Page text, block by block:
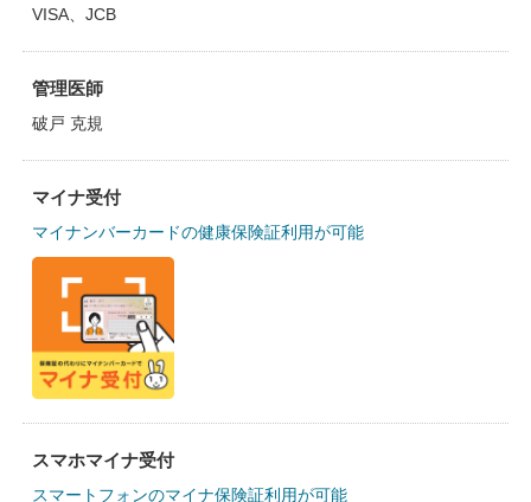
VISA、JCB
管理医師
破戸 克規
マイナ受付
マイナンバーカードの健康保険証利用が可能
スマホマイナ受付
スマートフォンのマイナ保険証利用が可能